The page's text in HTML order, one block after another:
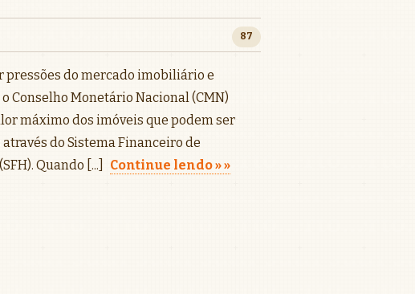
87
pressões do mercado imobiliário e
Conselho Monetário Nacional (CMN)
máximo dos imóveis que podem ser
do Sistema Financeiro de
Quando [...]
Continue lendo »